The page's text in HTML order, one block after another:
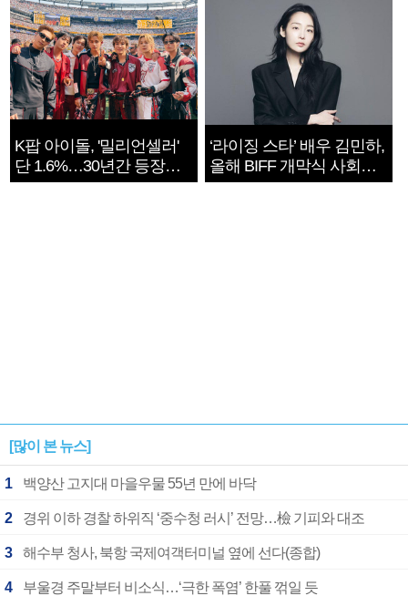
K팝 아이돌, '밀리언셀러'
단 1.6%…30년간 등장
1182개팀 전수조사
‘라이징 스타’ 배우 김민하,
올해 BIFF 개막식 사회자
확정
[많이 본 뉴스]
1 백양산 고지대 마을우물 55년 만에 바닥
2 경위 이하 경찰 하위직 ‘중수청 러시’ 전망…檢 기피와 대조
3 해수부 청사, 북항 국제여객터미널 옆에 선다(종합)
4 부울경 주말부터 비소식…‘극한 폭염’ 한풀 꺾일 듯